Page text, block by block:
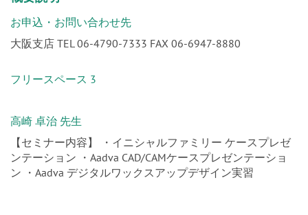
お申込・お問い合わせ先
大阪支店 TEL 06-4790-7333 FAX 06-6947-8880
フリースペース 3
高崎 卓治 先生
【セミナー内容】 ・イニシャルファミリー ケースプレゼ
ンテーション ・Aadva CAD/CAMケースプレゼンテーショ
ン ・Aadva デジタルワックスアップデザイン実習